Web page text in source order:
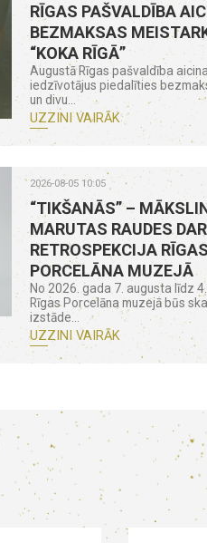
RĪGAS PAŠVALDĪBA
BEZMAKSAS
“KOKA RĪGĀ”
Augustā Rīgas pašvaldība
iedzīvotājus piedalīties
un divu...
UZZINI VAIRĀK
2026-08-05 10:05
“TIKŠANĀS” –
MARUTAS RAUDES
RETROSPEKCIJA RĪGAS
PORCELĀNA MUZEJĀ
No 2026. gada 7. augusta līdz
Rīgas Porcelāna muzejā būs
izstāde...
UZZINI VAIRĀK